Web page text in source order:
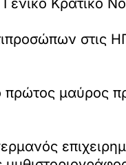
Κρατικό
στις
μαύρος